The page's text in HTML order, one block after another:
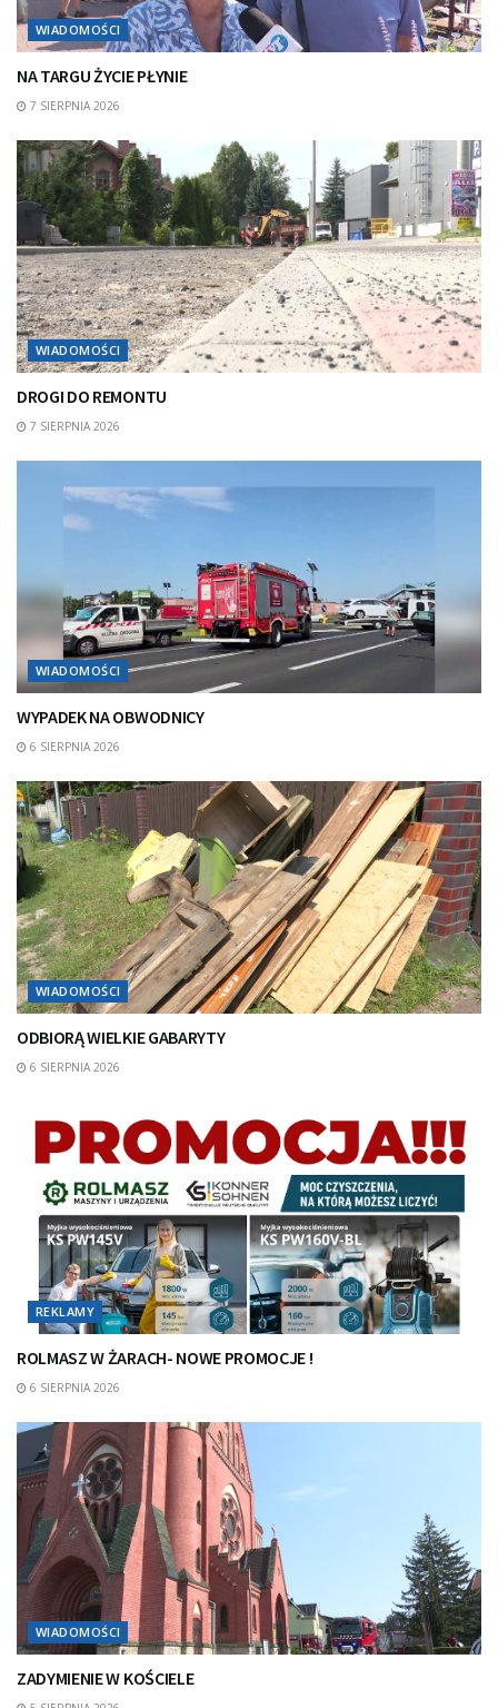
WIADOMOŚCI
NA TARGU ŻYCIE PŁYNIE
7 SIERPNIA 2026
WIADOMOŚCI
DROGI DO REMONTU
7 SIERPNIA 2026
WIADOMOŚCI
WYPADEK NA OBWODNICY
6 SIERPNIA 2026
WIADOMOŚCI
ODBIORĄ WIELKIE GABARYTY
6 SIERPNIA 2026
REKLAMY
ROLMASZ W ŻARACH- NOWE PROMOCJE !
6 SIERPNIA 2026
WIADOMOŚCI
ZADYMIENIE W KOŚCIELE